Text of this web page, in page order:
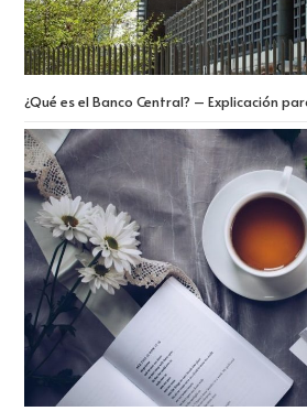
¿Qué es el Banco Central? – Explicación